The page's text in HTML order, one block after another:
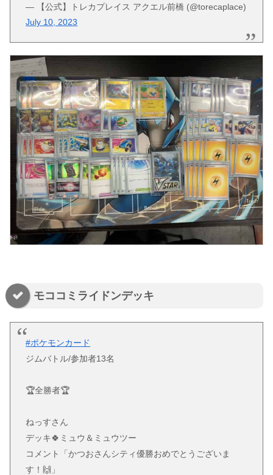
— 【公式】トレカプレイス アクエル前橋 (@torecaplace)
July 10, 2023
モココミライドンデッキ
#ポケモンカード
ジムバトル/参加者13名
🏆全勝者🏆
ねっすさん
デッキ🍀ミュウ＆ミュウツー
コメント「かつおさんシティ優勝おめでとうございま
す！🙌」